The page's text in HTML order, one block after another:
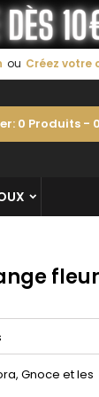
ou Créez votre
0 Produits -
fleur
Gnoce et les